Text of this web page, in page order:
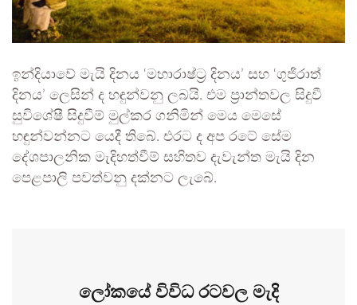
ඉන්දියාවේ මැයි දිනය ‘මහාරාෂ්ට්‍ර දිනය’ සහ ‘ගුජිරාත්
දිනය’ ලෙසින් ද හඳුන්වනු ලබයි. එම ප්‍රාන්තවල සිදුවී
සුවිශේෂී සිදුවීම් මුල්කර ගනිමින් මෙය මෙසේ
හඳුන්වන්නට යෙදී තිබේ. එරට ද අප රටේ සේම
දේශපාලනික මැදිහත්වීම් සහිතව දැවැන්ත මැයි දින
පෙළපාලි පවත්වනු දක්නට ලැබේ.
ලෝකයේ විවිධ රටවල මැදි